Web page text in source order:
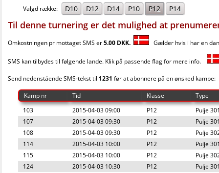
Valgd række: D10 D12 D14 P10 P12 P14
Til denne turnering er det mulighed at
Omkostningen pr mottaget SMS er5.00 DKK. Gælder hvis i har en
SMS kan tilbydes til følgende lande. Klik på passende flag for mere info.
Send nedenstående SMS-tekst til 1231 før at abonnere på en ønsked kampe:
Kamp nr Tid Klasse
Type
103
2015-04-03 09:00 P12
Pulje
107
2015-04-03 09:30 P12
Pulje
108
2015-04-03 09:30 P12
Pulje
114
2015-04-03 10:00 P12
Pulje
115
2015-04-03 10:00 P12
Pulje
124
2015-04-03 10:30 P12
Pulje